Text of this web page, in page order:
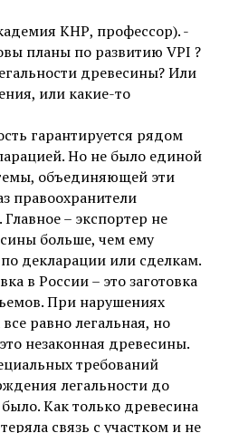
КНР, профессор). -
планы по развитию VPI ?
древесины? Или
или какие-то
гарантируется рядом
Но не было единой
объединяющей эти
правоохранители
– экспортер не
больше, чем ему
декларации или сделкам.
в России – это заготовка
При нарушениях
равно легальная, но
незаконная древесины.
требований
легальности до
Как только древесина
связь с участком и не